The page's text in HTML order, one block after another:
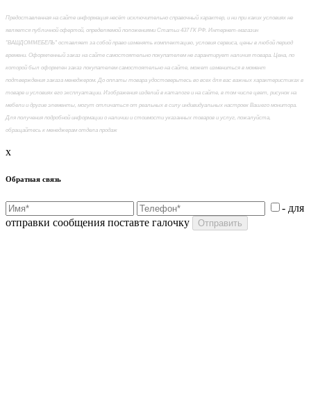
Предоставленная на сайте информация несёт исключительно справочный характер, и ни при каких условиях не
является публичной офертой, определяемой положениями Статьи 437 ГК РФ. Интернет-магазин
"ВАШДОММЕБЕЛЬ" оставляет за собой право изменять комплектацию, условия сервиса, цены в любой период
времени. Оформленный заказ на сайте самостоятельно покупателем не гарантирует наличия товара. Цена, по
которой был оформлен заказ покупателем самостоятельно на сайте, может измениться в момент
подтверждения заказа менеджером. До оплаты товара удостоверьтесь во всех для вас важных характеристиках в
товаре и условиях его эксплуатации. Изображения изделий в каталоге и на сайте, в том числе цвет, рисунок на
мебели и другие элементы, могут отличаться от реальных в силу индивидуальных настроек Вашего монитора.
Для получения подробной информации о наличии и стоимости указанных товаров и услуг, пожалуйста,
обращайтесь к менеджерам отдела продаж
x
Обратная связь
- для
отправки сообщения поставте галочку